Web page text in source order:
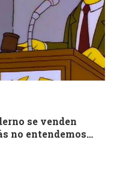
se venden
no entendemos…